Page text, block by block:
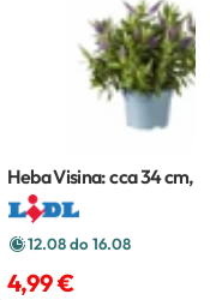
HebaVisina: cca 34 cm,
cca 15 cm
12.08 do 16.08
4,99 €